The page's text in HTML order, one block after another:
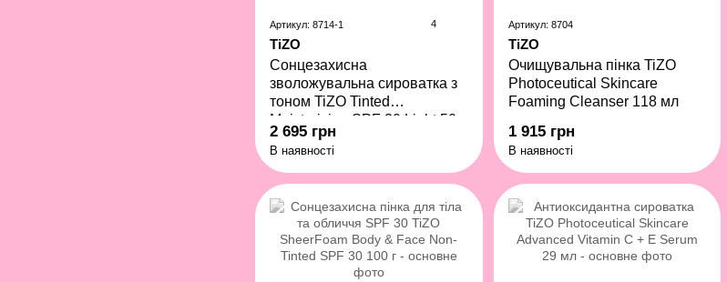
Артикул: 8714-1 4
TiZO
Сонцезахисна
зволожувальна сироватка з
тоном TiZO Tinted
Moisturizing SPF 30 Light 50 г
2 695 грн
В наявності
Артикул: 8704
TiZO
Очищувальна пінка TiZO
Photoceutical Skincare
Foaming Cleanser 118 мл
1 915 грн
В наявності